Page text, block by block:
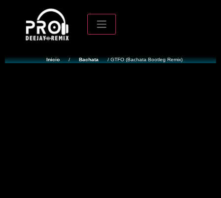
Inicio / Bachata / GTFO (Bachata Bootleg Remix)